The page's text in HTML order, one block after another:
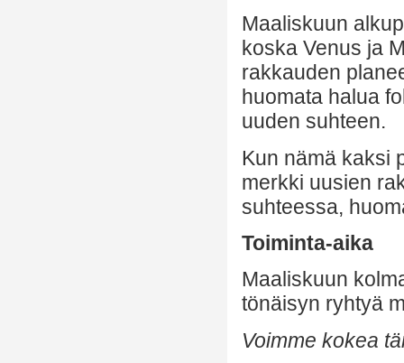
Maaliskuun
koska Venus ja
rakkauden
huomata halua
uuden suhteen.
Kun nämä kaksi
merkki uusien
suhteessa,
Toiminta-aika
Maaliskuun
tönäisyn ryhtyä
Voimme kokea